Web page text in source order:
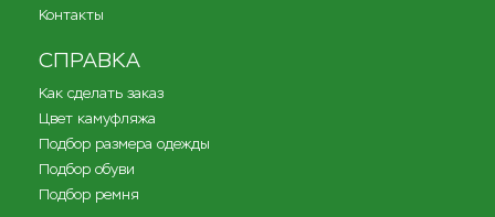
Контакты
СПРАВКА
Как сделать заказ
Цвет камуфляжа
Подбор размера одежды
Подбор обуви
Подбор ремня